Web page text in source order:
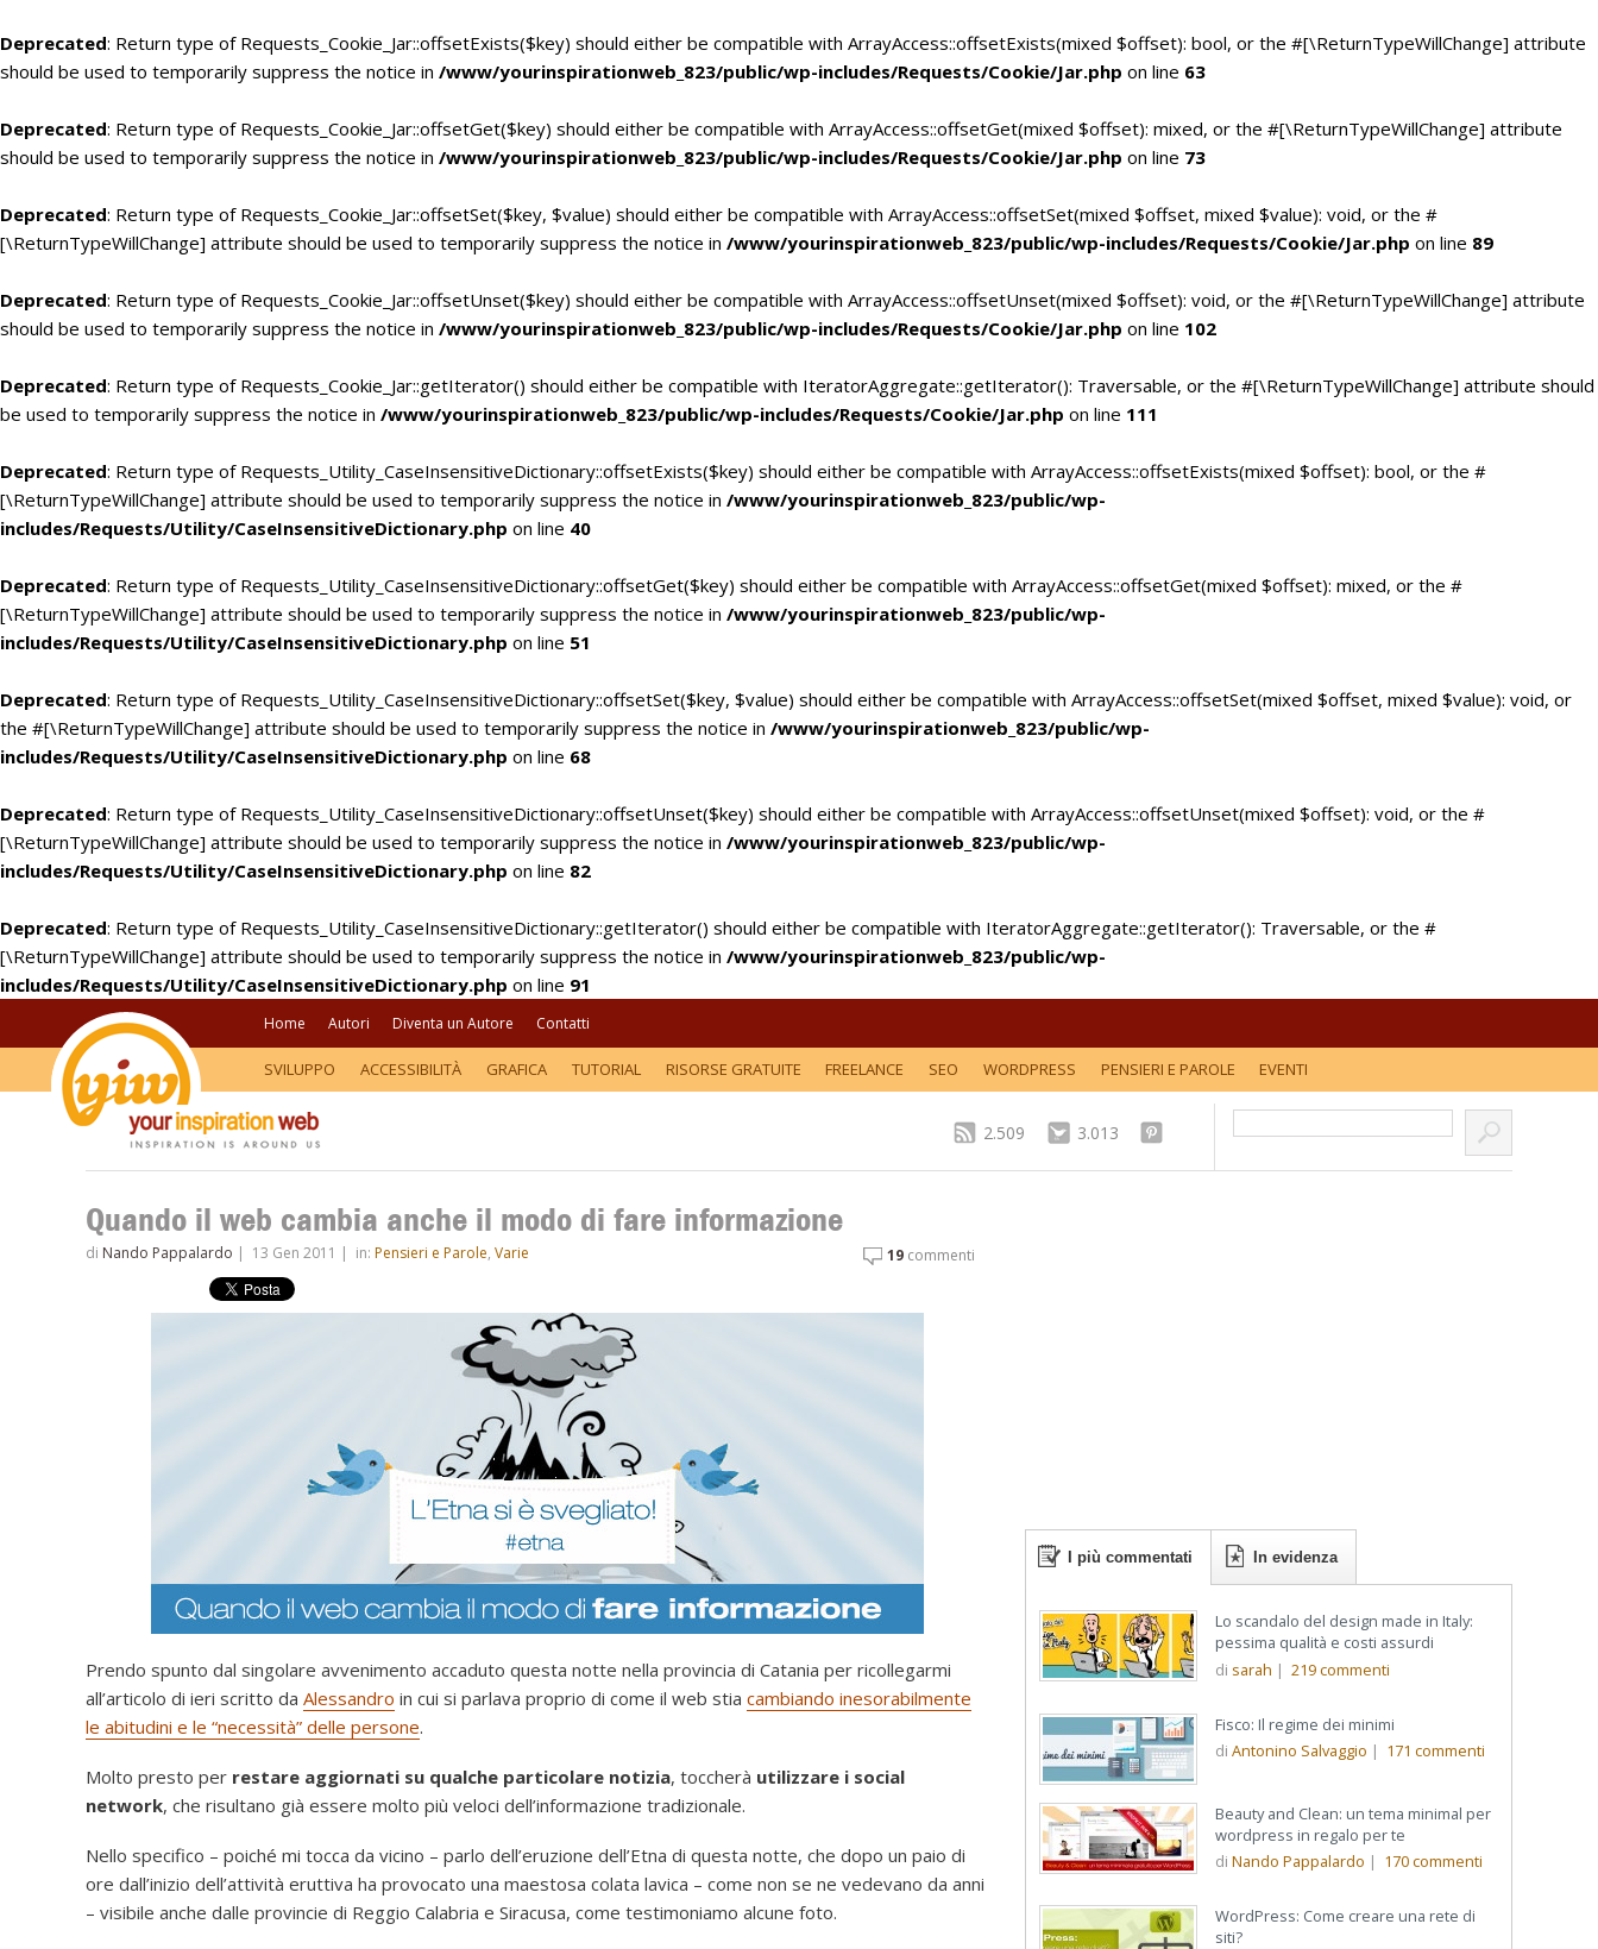
Deprecated: Return type of Requests_Cookie_Jar::offsetExists($key) should either be compatible with ArrayAccess::offsetExists(mixed $offset): bool, or the #[\ReturnTypeWillChange] attribute
should be used to temporarily suppress the notice in /www/yourinspirationweb_823/public/wp-includes/Requests/Cookie/Jar.php on line 63
Deprecated: Return type of Requests_Cookie_Jar::offsetGet($key) should either be compatible with ArrayAccess::offsetGet(mixed $offset): mixed, or the #[\ReturnTypeWillChange] attribute
should be used to temporarily suppress the notice in /www/yourinspirationweb_823/public/wp-includes/Requests/Cookie/Jar.php on line 73
Deprecated: Return type of Requests_Cookie_Jar::offsetSet($key, $value) should either be compatible with ArrayAccess::offsetSet(mixed $offset, mixed $value): void, or the #
[\ReturnTypeWillChange] attribute should be used to temporarily suppress the notice in /www/yourinspirationweb_823/public/wp-includes/Requests/Cookie/Jar.php on line 89
Deprecated: Return type of Requests_Cookie_Jar::offsetUnset($key) should either be compatible with ArrayAccess::offsetUnset(mixed $offset): void, or the #[\ReturnTypeWillChange] attribute
should be used to temporarily suppress the notice in /www/yourinspirationweb_823/public/wp-includes/Requests/Cookie/Jar.php on line 102
Deprecated: Return type of Requests_Cookie_Jar::getIterator() should either be compatible with IteratorAggregate::getIterator(): Traversable, or the #[\ReturnTypeWillChange] attribute should
be used to temporarily suppress the notice in /www/yourinspirationweb_823/public/wp-includes/Requests/Cookie/Jar.php on line 111
Deprecated: Return type of Requests_Utility_CaseInsensitiveDictionary::offsetExists($key) should either be compatible with ArrayAccess::offsetExists(mixed $offset): bool, or the #
[\ReturnTypeWillChange] attribute should be used to temporarily suppress the notice in /www/yourinspirationweb_823/public/wp-
includes/Requests/Utility/CaseInsensitiveDictionary.php on line 40
Deprecated: Return type of Requests_Utility_CaseInsensitiveDictionary::offsetGet($key) should either be compatible with ArrayAccess::offsetGet(mixed $offset): mixed, or the #
[\ReturnTypeWillChange] attribute should be used to temporarily suppress the notice in /www/yourinspirationweb_823/public/wp-
includes/Requests/Utility/CaseInsensitiveDictionary.php on line 51
Deprecated: Return type of Requests_Utility_CaseInsensitiveDictionary::offsetSet($key, $value) should either be compatible with ArrayAccess::offsetSet(mixed $offset, mixed $value): void, or
the #[\ReturnTypeWillChange] attribute should be used to temporarily suppress the notice in /www/yourinspirationweb_823/public/wp-
includes/Requests/Utility/CaseInsensitiveDictionary.php on line 68
Deprecated: Return type of Requests_Utility_CaseInsensitiveDictionary::offsetUnset($key) should either be compatible with ArrayAccess::offsetUnset(mixed $offset): void, or the #
[\ReturnTypeWillChange] attribute should be used to temporarily suppress the notice in /www/yourinspirationweb_823/public/wp-
includes/Requests/Utility/CaseInsensitiveDictionary.php on line 82
Deprecated: Return type of Requests_Utility_CaseInsensitiveDictionary::getIterator() should either be compatible with IteratorAggregate::getIterator(): Traversable, or the #
[\ReturnTypeWillChange] attribute should be used to temporarily suppress the notice in /www/yourinspirationweb_823/public/wp-
includes/Requests/Utility/CaseInsensitiveDictionary.php on line 91
Home Autori Diventa un Autore Contatti
SVILUPPO ACCESSIBILITÀ GRAFICA TUTORIAL RISORSE GRATUITE FREELANCE SEO WORDPRESS PENSIERI E PAROLE EVENTI
Cerca nel sito...
2.509 3.013
Quando il web cambia anche il modo di fare informazione
di Nando Pappalardo | 13 Gen 2011 | in: Pensieri e Parole, Varie 19 commenti
Prendo spunto dal singolare avvenimento accaduto questa notte nella provincia di Catania per ricollegarmi
all’articolo di ieri scritto da Alessandro in cui si parlava proprio di come il web stia cambiando inesorabilmente
le abitudini e le “necessità” delle persone.
Molto presto per restare aggiornati su qualche particolare notizia, toccherà utilizzare i social
network, che risultano già essere molto più veloci dell’informazione tradizionale.
Nello specifico – poiché mi tocca da vicino – parlo dell’eruzione dell’Etna di questa notte, che dopo un paio di
ore dall’inizio dell’attività eruttiva ha provocato una maestosa colata lavica – come non se ne vedevano da anni
– visibile anche dalle provincie di Reggio Calabria e Siracusa, come testimoniamo alcune foto.
I più commentati In evidenza
Lo scandalo del design made in Italy:
pessima qualità e costi assurdi
di sarah | 219commenti
Fisco: Il regime dei minimi
di Antonino Salvaggio | 171 commenti
Beauty and Clean: un tema minimal per
wordpress in regalo per te
di Nando Pappalardo | 170commenti
WordPress: Come creare una rete di
siti?